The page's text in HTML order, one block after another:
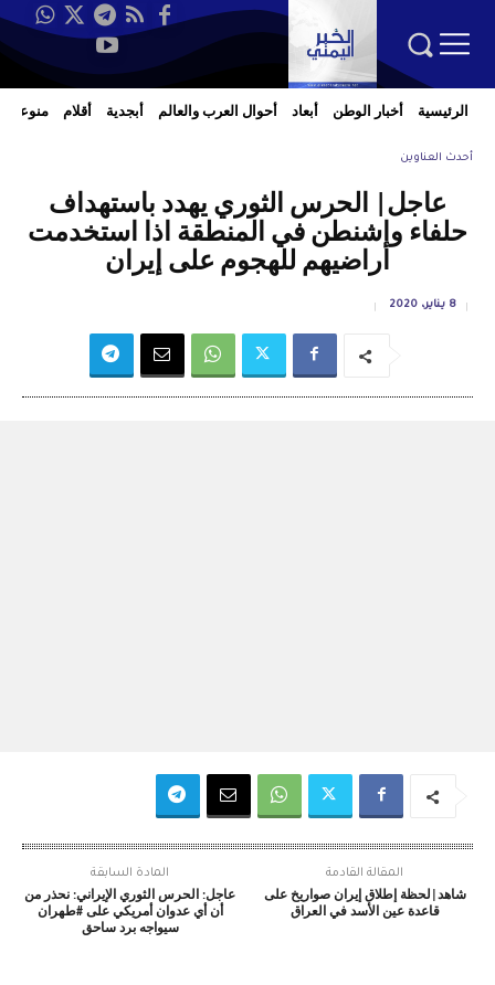
الرئيسية أخبار الوطن أبعاد أحوال العرب والعالم أبجدية أقلام منوعات
أحدث العناوين
عاجل| الحرس الثوري يهدد باستهداف
حلفاء واشنطن في المنطقة اذا استخدمت
أراضيهم للهجوم على إيران
8 يناير، 2020
المادة السابقة
عاجل: الحرس الثوري الإيراني: نحذر من
أن أي عدوان أمريكي على #طهران
سيواجه برد ساحق
المقالة القادمة
شاهد|لحظة إطلاق إيران صواريخ على
قاعدة عين الأسد في العراق